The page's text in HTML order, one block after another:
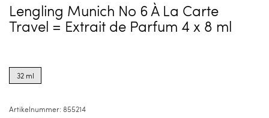
Lengling Munich No 6 À La Carte
Travel = Extrait de Parfum 4 x 8 ml
options
for32 ml
Artikelnummer: 855214